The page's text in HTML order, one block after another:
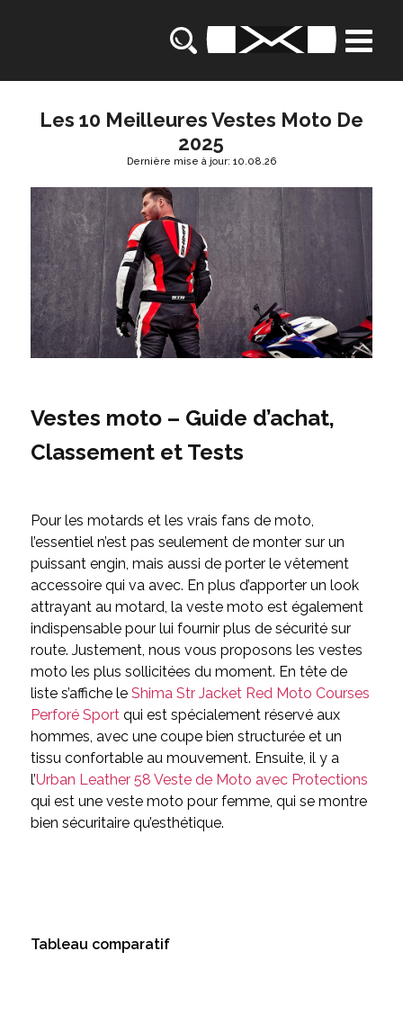
Les 10 Meilleures Vestes Moto De
2025
Dernière mise à jour: 10.08.26
Vestes moto – Guide d’achat,
Classement et Tests
Pour les motards et les vrais fans de moto,
l’essentiel n’est pas seulement de monter sur un
puissant engin, mais aussi de porter le vêtement
accessoire qui va avec. En plus d’apporter un look
attrayant au motard, la veste moto est également
indispensable pour lui fournir plus de sécurité sur
route. Justement, nous vous proposons les vestes
moto les plus sollicitées du moment. En tête de
liste s’affiche le Shima Str Jacket Red Moto Courses
Perforé Sportqui est spécialement réservé aux
hommes, avec une coupe bien structurée et un
tissu confortable au mouvement. Ensuite, il y a
l’Urban Leather 58 Veste de Moto avec Protections
qui est une veste moto pour femme, qui se montre
bien sécuritaire qu’esthétique.
Tableau comparatif